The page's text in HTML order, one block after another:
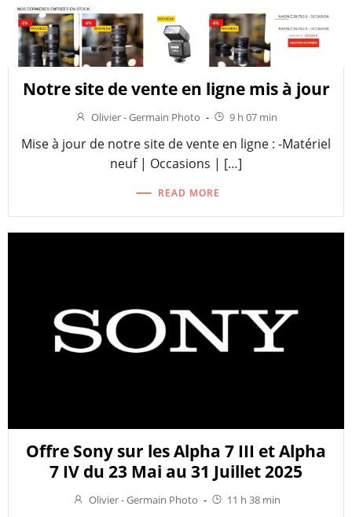
Notre site de vente en ligne mis à jour
Olivier - Germain Photo - 9 h 07 min
Mise à jour de notre site de vente en ligne : -Matériel
neuf | Occasions | […]
READ MORE
Offre Sony sur les Alpha 7 III et Alpha
7 IV du 23 Mai au 31 Juillet 2025
Olivier - Germain Photo - 11 h 38 min